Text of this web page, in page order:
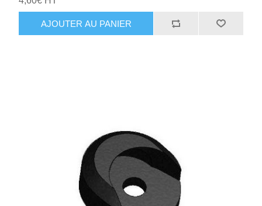
AJOUTER AU PANIER